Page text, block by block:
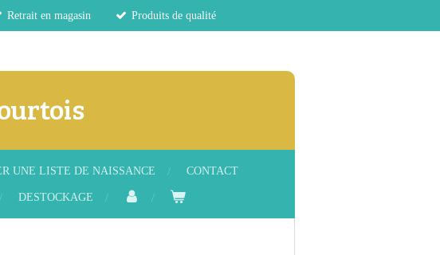
Retrait en magasin Produits de qualité
UNE LISTE DE NAISSANCE CONTACT
DESTOCKAGE